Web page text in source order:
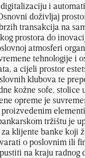
i
doživljaj
transakcija na
prostora do
atmosferi
tehnologije i
a cijeli prostor
klubova te
kožne sofe, stolice
opreme je
tržištu je
klijente banke koji
o poslovnim ili
na kraju radnog